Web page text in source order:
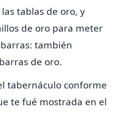
tablas de oro, y
de oro para meter
también
de oro.
tabernáculo conforme
te fué mostrada en el